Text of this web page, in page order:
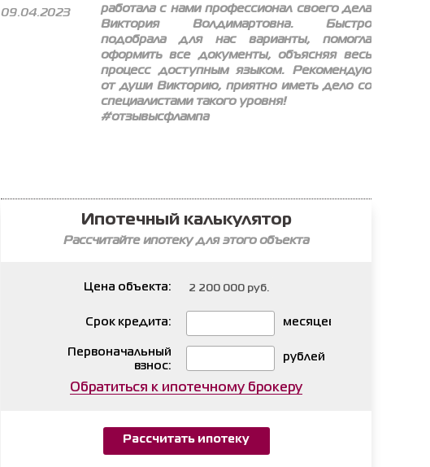
09.04.2023
работала с нами профессионал своего дела
Виктория Волдимартовна. Быстро
подобрала для нас варианты, помогла
оформить все документы, объясняя весь
процесс доступным языком. Рекомендую
от души Викторию, приятно иметь дело со
специалистами такого уровня!
#отзывысфлампа
Ипотечный калькулятор
Рассчитайте ипотеку для этого объекта
Цена объекта:
месяцев
Срок кредита:
рублей
Первоначальный
взнос:
Обратиться к ипотечному брокеру
Рассчитать ипотеку